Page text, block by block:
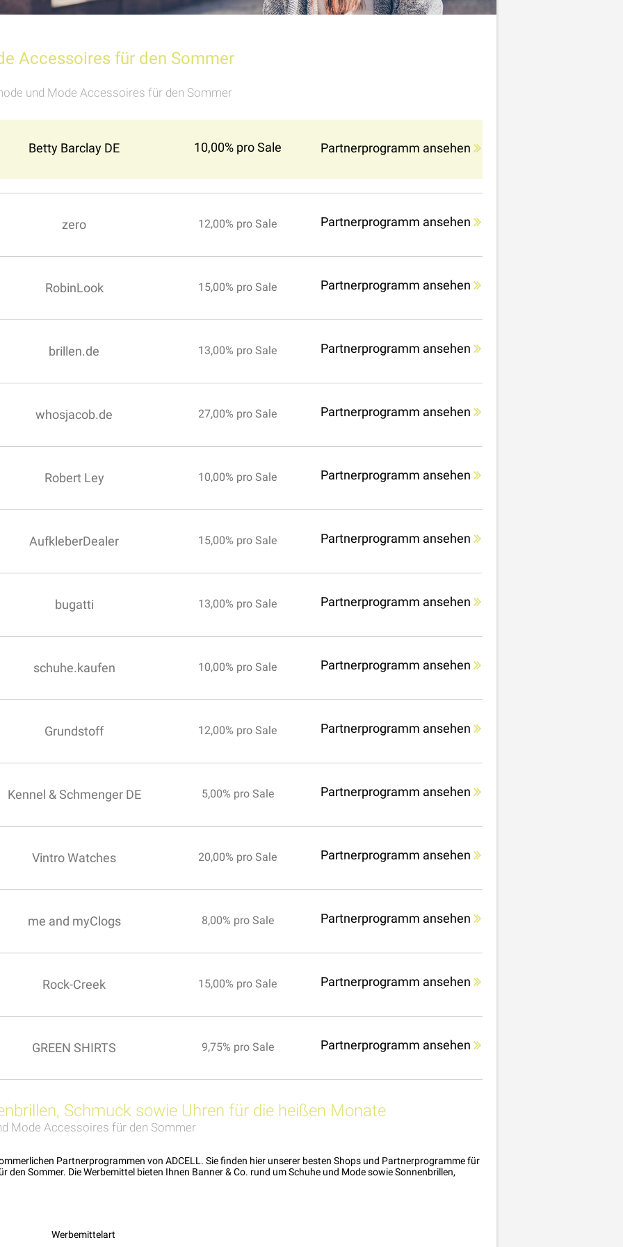
Accessoires für den Sommer
und Mode Accessoires für den Sommer
Betty Barclay DE 10,00% pro Sale Partnerprogramm ansehen
zero 12,00% pro Sale Partnerprogramm ansehen
RobinLook 15,00% pro Sale Partnerprogramm ansehen
brillen.de 13,00% pro Sale Partnerprogramm ansehen
whosjacob.de 27,00% pro Sale Partnerprogramm ansehen
Robert Ley 10,00% pro Sale Partnerprogramm ansehen
AufkleberDealer 15,00% pro Sale Partnerprogramm ansehen
bugatti 13,00% pro Sale Partnerprogramm ansehen
schuhe.kaufen 10,00% pro Sale Partnerprogramm ansehen
Grundstoff 12,00% pro Sale Partnerprogramm ansehen
Kennel & Schmenger DE 5,00% pro Sale Partnerprogramm ansehen
Vintro Watches 20,00% pro Sale Partnerprogramm ansehen
me and myClogs 8,00% pro Sale Partnerprogramm ansehen
Rock-Creek 15,00% pro Sale Partnerprogramm ansehen
GREEN SHIRTS 9,75% pro Sale Partnerprogramm ansehen
Schmuck sowie Uhren für die heißen Monate
Mode Accessoires für den Sommer
Partnerprogrammen von ADCELL. Sie finden hier unserer besten Shops und Partnerprogramme für
den Sommer. Die Werbemittel bieten Ihnen Banner & Co. rund um Schuhe und Mode sowie Sonnenbrillen,
Werbemittelart